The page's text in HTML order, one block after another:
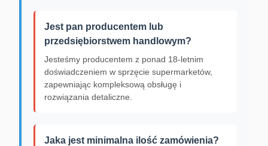
Jest pan producentem lub
przedsiębiorstwem handlowym?
Jesteśmy producentem z ponad 18-letnim
doświadczeniem w sprzęcie supermarketów,
zapewniając kompleksową obsługę i
rozwiązania detaliczne.
Jaka jest minimalna ilość zamówienia?